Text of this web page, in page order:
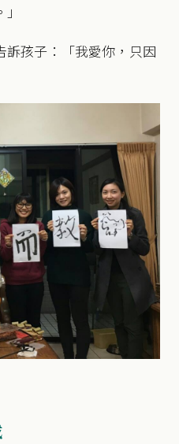
孩子：「我愛你，只因